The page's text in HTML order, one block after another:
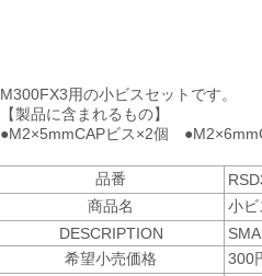
M300FX3用の小ビスセットです。
【製品に含まれるもの】
●M2×5mmCAPビス×2個
品番
商品名
小ビ
DESCRIPTION
希望小売価格
300